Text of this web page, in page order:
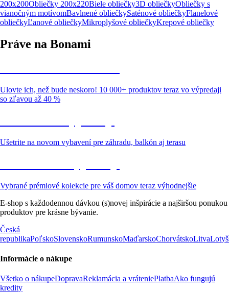
200x200Obliečky 200x220Biele obliečky3D obliečkyObliečky s
vianočným motívomBavlnené obliečkySaténové obliečkyFlanelové
obliečkyĽanové obliečkyMikroplyšové obliečkyKrepové obliečky
Práve na Bonami
Ulovte ich, než bude neskoro! 10 000+ produktov teraz vo výpredaji
so zľavou až 40 %
Ušetrite na novom vybavení pre záhradu, balkón aj terasu
Vybrané prémiové kolekcie pre váš domov teraz výhodnejšie
E-shop s každodennou dávkou (s)novej inšpirácie a najširšou ponukou
produktov pre krásne bývanie.
Česká
republikaPoľskoSlovenskoRumunskoMaďarskoChorvátskoLitva
Informácie o nákupe
Všetko o nákupeDopravaReklamácia a vráteniePlatbaAko fungujú
kredity